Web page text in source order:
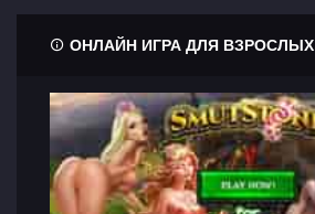
ОНЛАЙН ИГРА ДЛЯ ВЗРОСЛЫХ